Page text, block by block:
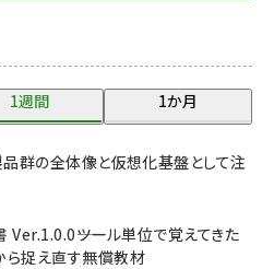
1週間 1か月
品群の全体像と仮想化基盤として注
Ver.1.0.0――ツール単位で覚えてきた
ら捉え直す無償教材